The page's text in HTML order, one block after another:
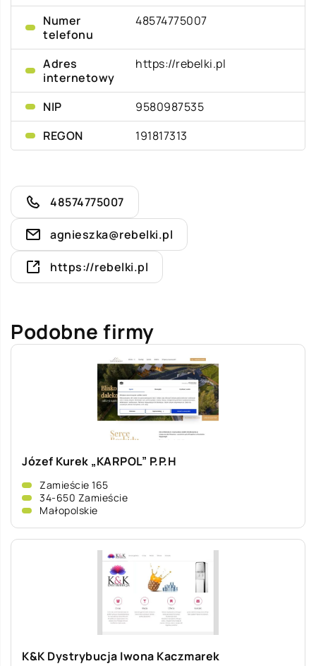
Numer
telefonu
48574775007
Adres
internetowy
https://rebelki.pl
NIP
9580987535
REGON
191817313
48574775007
agnieszka@rebelki.pl
https://rebelki.pl
Podobne firmy
Józef Kurek „KARPOL” P.P.H
Zamieście 165
34-650 Zamieście
Małopolskie
K&K Dystrybucja Iwona Kaczmarek